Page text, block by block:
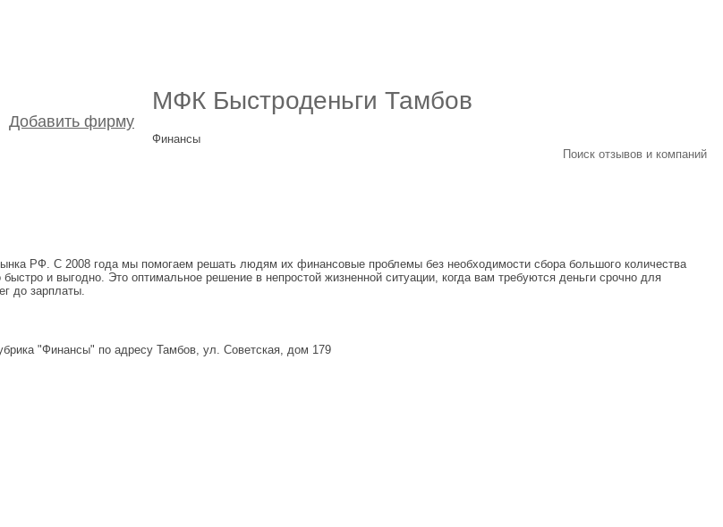
Поиск отзывов и компаний
Добавить фирму
МФК Быстроденьги Тамбов
Финансы
РФ. С 2008 года мы помогаем решать людям их финансовые проблемы без необходимости сбора большого количества
и выгодно. Это оптимальное решение в непростой жизненной ситуации, когда вам требуются деньги срочно для
до зарплаты.
"Финансы" по адресу Тамбов, ул. Советская, дом 179